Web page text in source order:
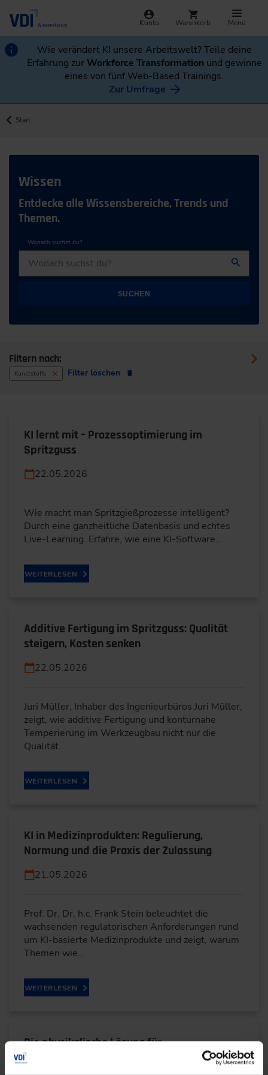
Konto Warenkorb Menü
Wie verändert KI unsere Arbeitswelt? Teile deine
Erfahrung zurWorkforce Transformation und gewinne
eines von fünf Web-Based Trainings.
Zur Umfrage
Start
Wissen
Entdecke alle Wissensbereiche, Trends und
Themen.
Wonach suchst du?
SUCHEN
Filtern nach:
Kunststoffe Filter löschen
KI lernt mit – Prozessoptimierung im
Spritzguss
22.05.2026
Wie macht man Spritzgießprozesse intelligent?
Durch eine ganzheitliche Datenbasis und echtes
Live-Learning. Erfahre, wie eine KI-Software…
WEITERLESEN
Additive Fertigung im Spritzguss: Qualität
steigern, Kosten senken
22.05.2026
Juri Müller, Inhaber des Ingenieurbüros Juri Müller,
zeigt, wie additive Fertigung und konturnahe
Temperierung im Werkzeugbau nicht nur die
Qualität…
WEITERLESEN
KI in Medizinprodukten: Regulierung,
Normung und die Praxis der Zulassung
21.05.2026
Prof. Dr. Dr. h.c. Frank Stein beleuchtet die
wachsenden regulatorischen Anforderungen rund
um KI-basierte Medizinprodukte und zeigt, warum
Themen wie…
WEITERLESEN
Die physikalische Lösung für
Kunststoffabfälle in einer zirkularen Welt